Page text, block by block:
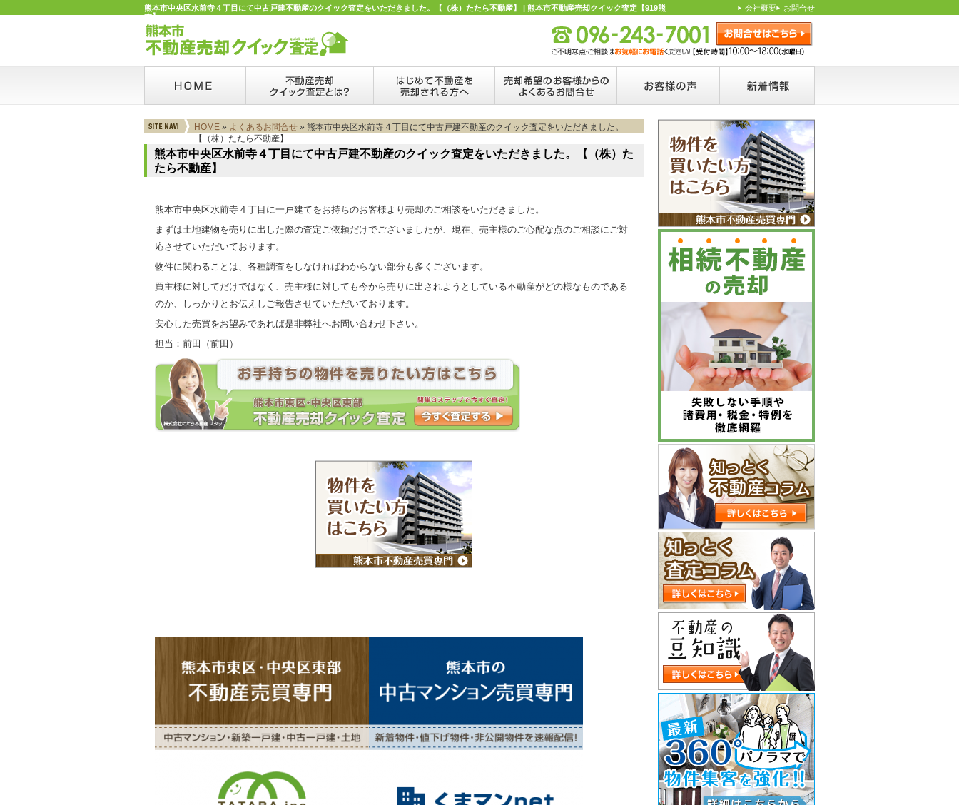
熊本市中央区水前寺４丁目にて中古戸建不動産のクイック査定をいただきました。【（株）たたら不動産】 | 熊本市不動産売却クイック査定【919熊
本】
会社概要 お問合せ
HOME » よくあるお問合せ » 熊本市中央区水前寺４丁目にて中古戸建不動産のクイック査定をいただきました。
【（株）たたら不動産】
熊本市中央区水前寺４丁目にて中古戸建不動産のクイック査定をいただきました。【（株）た
たら不動産】
熊本市中央区水前寺４丁目に一戸建てをお持ちのお客様より売却のご相談をいただきました。
まずは土地建物を売りに出した際の査定ご依頼だけでございましたが、現在、売主様のご心配な点のご相談にご対
応させていただいております。
物件に関わることは、各種調査をしなければわからない部分も多くございます。
買主様に対してだけではなく、売主様に対しても今から売りに出されようとしている不動産がどの様なものである
のか、しっかりとお伝えしご報告させていただいております。
安心した売買をお望みであれば是非弊社へお問い合わせ下さい。
担当：前田（前田）